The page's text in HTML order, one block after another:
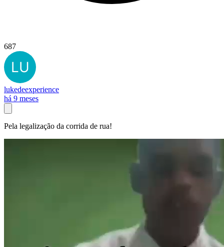
687
lukedeexperience
há 9 meses
Pela legalização da corrida de rua!